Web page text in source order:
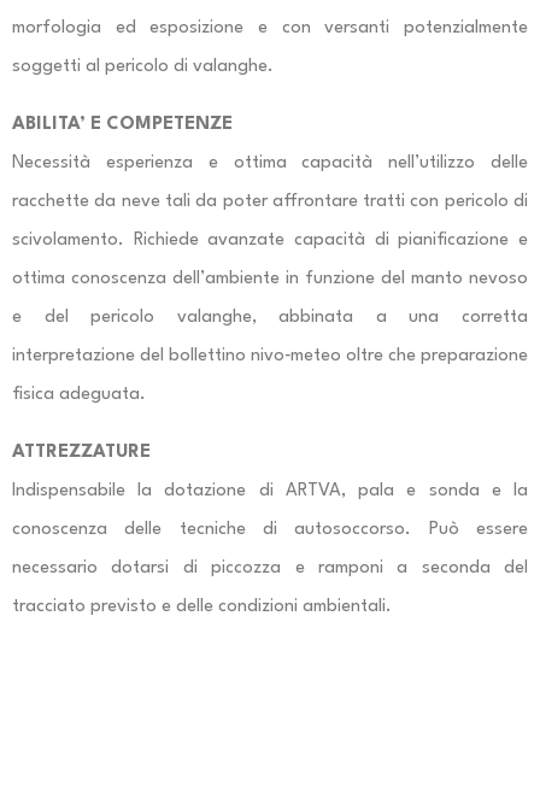
morfologia ed esposizione e con versanti potenzialmente
soggetti al pericolo di valanghe.
ABILITA’ E COMPETENZE
Necessità esperienza e ottima capacità nell’utilizzo delle
racchette da neve tali da poter affrontare tratti con pericolo di
scivolamento. Richiede avanzate capacità di pianificazione e
ottima conoscenza dell’ambiente in funzione del manto nevoso
e del pericolo valanghe, abbinata a una corretta
interpretazione del bollettino nivo‐meteo oltre che preparazione
fisica adeguata.
ATTREZZATURE
Indispensabile la dotazione di ARTVA, pala e sonda e la
conoscenza delle tecniche di autosoccorso. Può essere
necessario dotarsi di piccozza e ramponi a seconda del
tracciato previsto e delle condizioni ambientali.